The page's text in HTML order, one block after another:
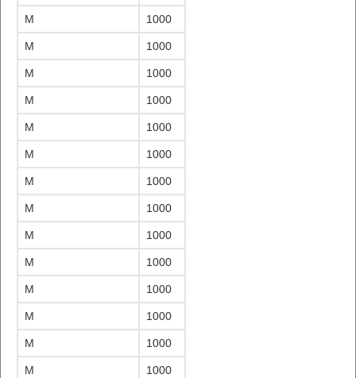
M 1000
M 1000
M 1000
M 1000
M 1000
M 1000
M 1000
M 1000
M 1000
M 1000
M 1000
M 1000
M 1000
M 1000